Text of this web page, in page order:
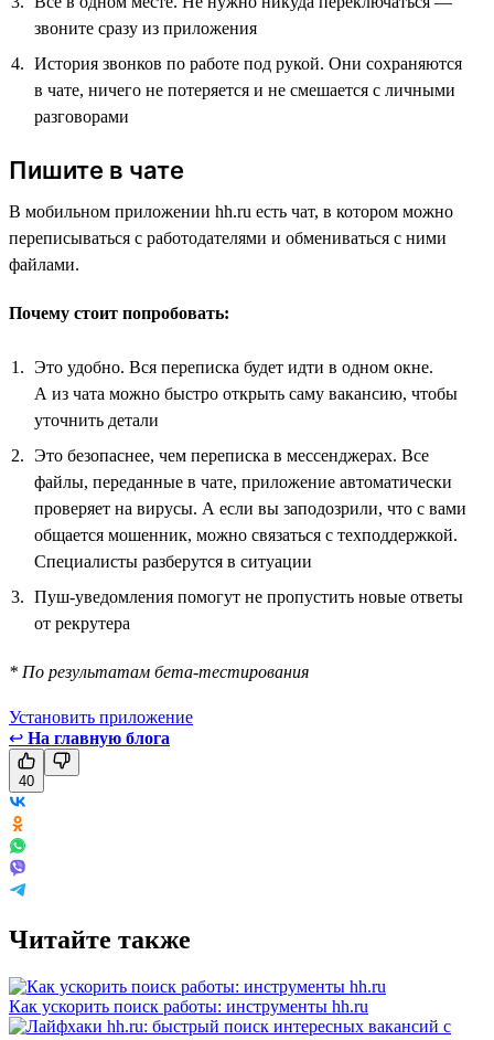
звоните сразу из приложения
История звонков по работе под рукой. Они сохраняются
в чате, ничего не потеряется и не смешается с личными
разговорами
Пишите в чате
В мобильном приложении hh.ru есть чат, в котором можно
переписываться с работодателями и обмениваться с ними
файлами.
Почему стоит попробовать:
Это удобно. Вся переписка будет идти в одном окне.
А из чата можно быстро открыть саму вакансию, чтобы
уточнить детали
Это безопаснее, чем переписка в мессенджерах. Все
файлы, переданные в чате, приложение автоматически
проверяет на вирусы. А если вы заподозрили, что с вами
общается мошенник, можно связаться с техподдержкой.
Специалисты разберутся в ситуации
Пуш-уведомления помогут не пропустить новые ответы
от рекрутера
* По результатам бета-тестирования
Установить приложение
↩ На главную блога
40
Читайте также
Как ускорить поиск работы: инструменты hh.ru